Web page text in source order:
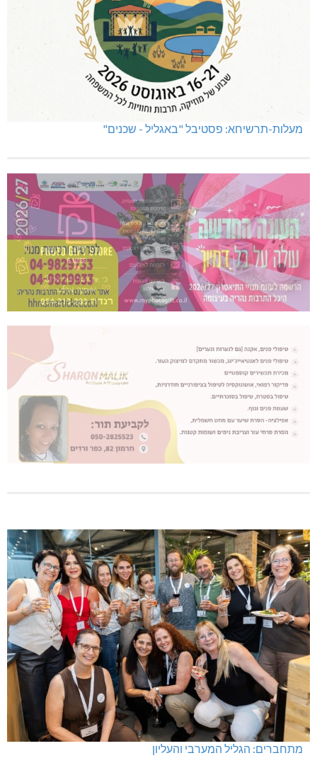
מעלות-תרשיחא: פסטיבל "באגליל - שכנים"
מתחברים: הגליל המערבי והעליון